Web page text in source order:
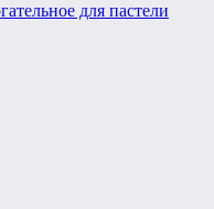
для пастели